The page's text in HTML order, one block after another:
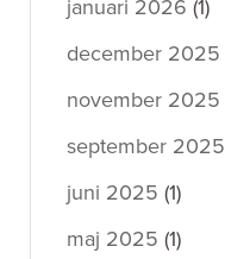
januari 2026 (1)
december 2025
november 2025
september 2025
juni 2025 (1)
maj 2025 (1)